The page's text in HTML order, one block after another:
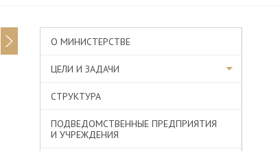
О МИНИСТЕРСТВЕ
ЦЕЛИ И ЗАДАЧИ
СТРУКТУРА
ПОДВЕДОМСТВЕННЫЕ ПРЕДПРИЯТИЯ
И УЧРЕЖДЕНИЯ